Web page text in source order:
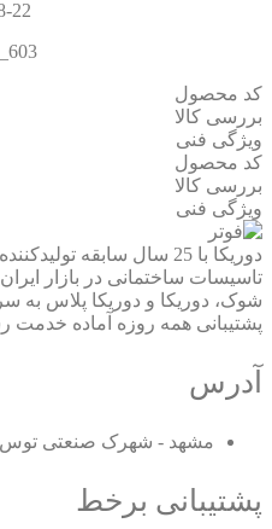
کد محصول
بررسی کالا
ویژگی فنی
کد محصول
بررسی کالا
ویژگی فنی
دوریکا با 25 سال سابقه
شوک، دوریکا و دوریکا پلاس به
پشتیبانی همه روزه آماده
آدرس
مشهد - شهرک صنعتی توس،
پشتیبانی برخط